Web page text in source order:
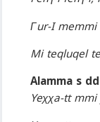
Γur-I
Mi teqluqel
Alamma s
Yeχχa-tt